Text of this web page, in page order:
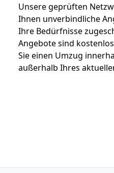
Unsere geprüften
Ihnen unverbindliche
Ihre Bedürfnisse
Angebote sind
Sie einen Umzug
außerhalb Ihres